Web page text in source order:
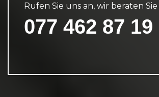
Rufen Sie uns an, wir beraten
077 462 87 19